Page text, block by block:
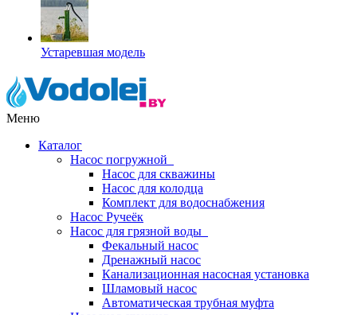
Устаревшая модель
Меню
Каталог
Насос погружной
Насос для скважины
Насос для колодца
Комплект для водоснабжения
Насос Ручеёк
Насос для грязной воды
Фекальный насос
Дренажный насос
Канализационная насосная установка
Шламовый насос
Автоматическая трубная муфта